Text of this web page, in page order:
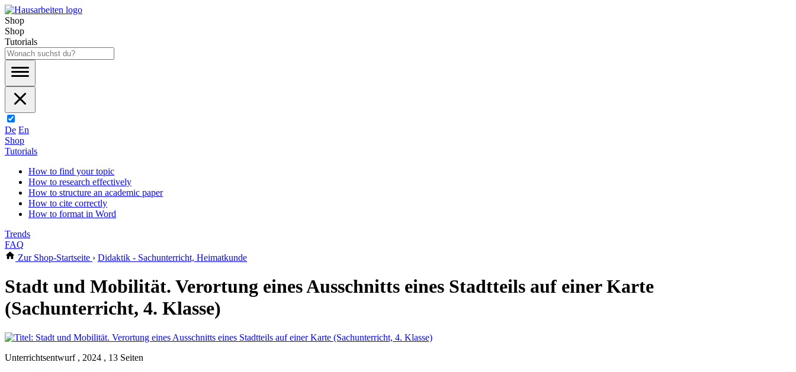
Shop
Shop
Tutorials
De En
Shop
Tutorials
How to find your topic
How to research effectively
How to structure an academic paper
How to cite correctly
How to format in Word
Trends
FAQ
Zur Shop-Startseite › Didaktik - Sachunterricht, Heimatkunde
Stadt und Mobilität. Verortung eines Ausschnitts eines Stadtteils auf einer Karte
(Sachunterricht, 4. Klasse)
Unterrichtsentwurf , 2024 , 13 Seiten